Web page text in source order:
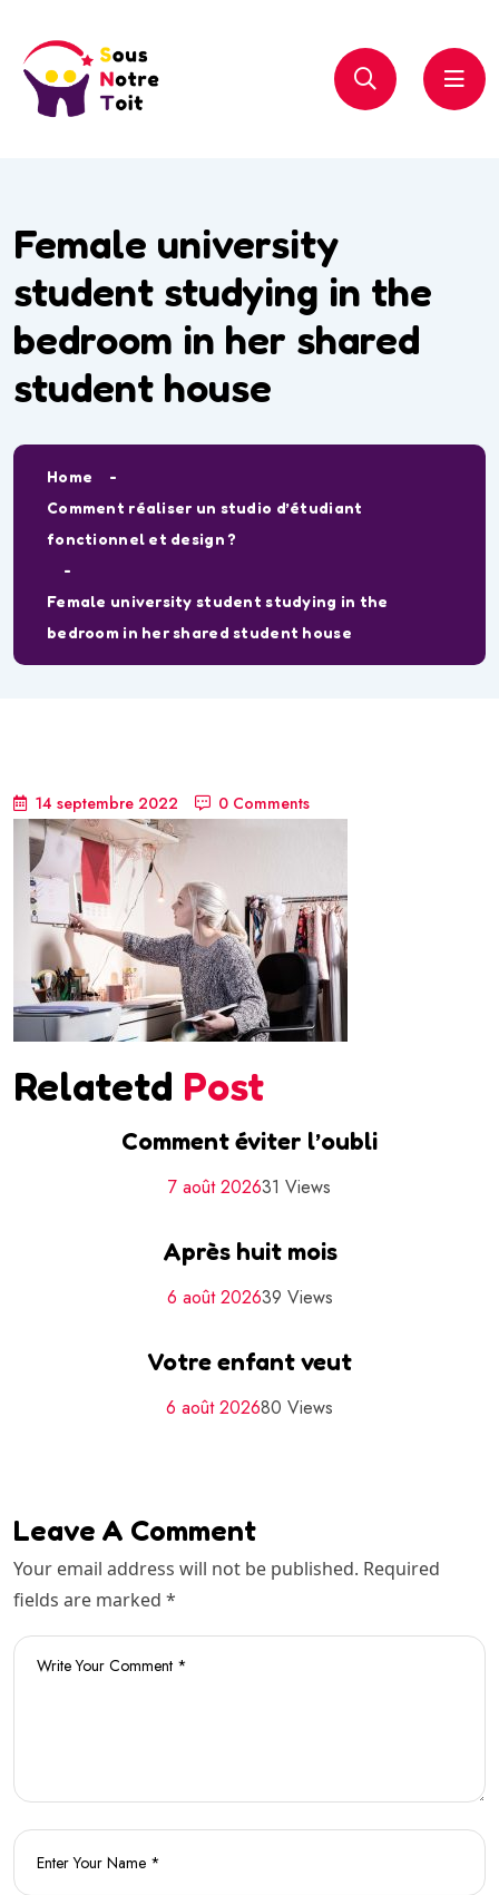
Female university
student studying in the
bedroom in her shared
student house
Home
Comment réaliser un studio d’étudiant
fonctionnel et design ?
Female university student studying in the
bedroom in her shared student house
14 septembre 2022 0 Comments
Relatetd Post
Comment éviter l’oubli
7 août 202631 Views
Après huit mois
6 août 202639 Views
Votre enfant veut
6 août 202680 Views
Leave A Comment
Your email address will not be published. Required
fields are marked *